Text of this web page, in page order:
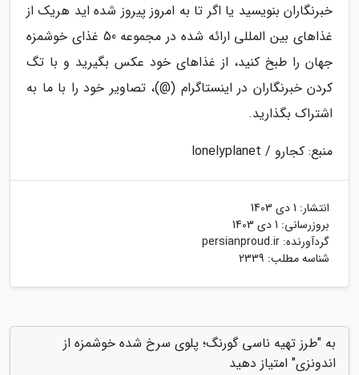
خبرنگاران بنویسید یا اگر تا به امروز پیروز شده اید هریک از
غذاهای بین المللی ارائه شده در مجموعه 50 غذای خوشمزه
جهان را طبخ کنید، از غذاهای خود عکس بگیرید و با تگ
کردن خبرنگاران در اینستاگرام (@)، تصاویر خود را با ما به
اشتراک بگذارید.
منبع: کجارو / lonelyplanet
انتشار: 1 دی 1403
بروزرسانی: 1 دی 1403
گردآورنده: persianproud.ir
شناسه مطلب: 2339
به "طرز تهیه ناسی گورنگ؛ پلوی سرخ شده خوشمزه از
اندونزی" امتیاز دهید